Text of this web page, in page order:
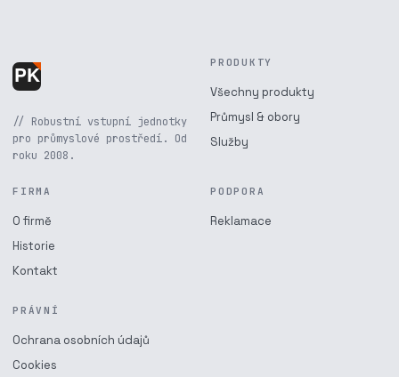
// Robustní vstupní jednotky
pro průmyslové prostředí. Od
roku 2008.
PRODUKTY
Všechny produkty
Průmysl & obory
Služby
FIRMA
O firmě
Historie
Kontakt
PODPORA
Reklamace
PRÁVNÍ
Ochrana osobních údajů
Cookies